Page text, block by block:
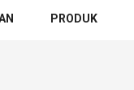
PRODUK